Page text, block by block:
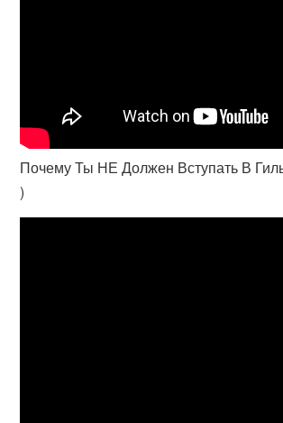
Почему Ты НЕ Должен Вступать В
)